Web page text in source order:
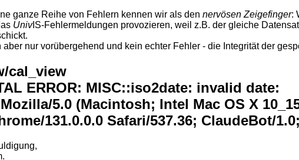
ganze Reihe von Fehlern kennen wir als den nervösen Zeigefinger:
UnivIS-Fehlermeldungen provozieren, weil z.B. der gleiche
aber nur vorübergehend und kein echter Fehler - die Integrität der
cal_view
ERROR: MISC::iso2date: invalid date:
5.0 (Macintosh; Intel Mac OS X
131.0.0.0 Safari/537.36; ClaudeBot/